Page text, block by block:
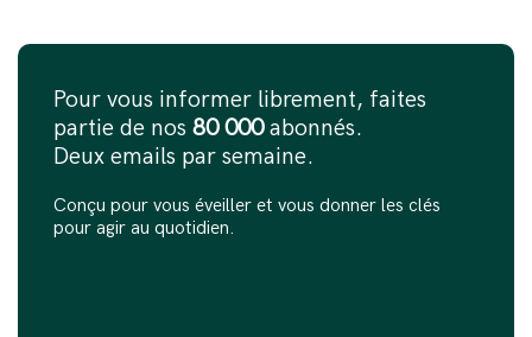
Pour vous informer librement, faites
partie de nos 80 000abonnés.
Deux emails par semaine.
Conçu pour vous éveiller et vous donner les clés
pour agir au quotidien.